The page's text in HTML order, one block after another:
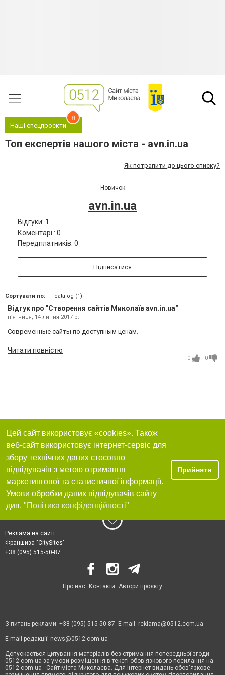
Наші спецпроєкти
8
Топ експертів нашого міста - avn.in.ua
Як потрапити до цього списку?
Новичок
avn.in.ua
Відгуки: 1
Коментарі : 0
Передплатників: 0
Підписатися
Сортувати по: catalog (1)
Відгук про "Створення сайтів Миколаїв avn.in.ua"
пʼятниця, 14 липня 2017 р.
Современные сайты по доступным ценам.
Читати повністю
0 0
Цей сайт використовує «cookies». Також
веб-сайт використовує інтернет-сервіс для
збору технічних даних стосовно
відвідувачів з метою отримання
маркетингової та статистичної інформації.
Умови обробки даних відвідувачів сайту
див. "Політика конфіденційності"
Прийняти
Реклама на сайті
Франшиза "CitySites"
+38 (095) 515-50-87
Про нас Контакти Автори проєкту
З питань реклами: +38 (095) 515-50-87. E-mail: reklama@0512.com.ua
E-mail редакції: news@0512.com.ua
Допускається цитування матеріалів без отримання попередньої згоди
0512.com.ua за умови розміщення в тексті обов'язкового посилання на
0512.com.ua - Сайт міста Миколаєва. Для інтернет-видань обов'язкове